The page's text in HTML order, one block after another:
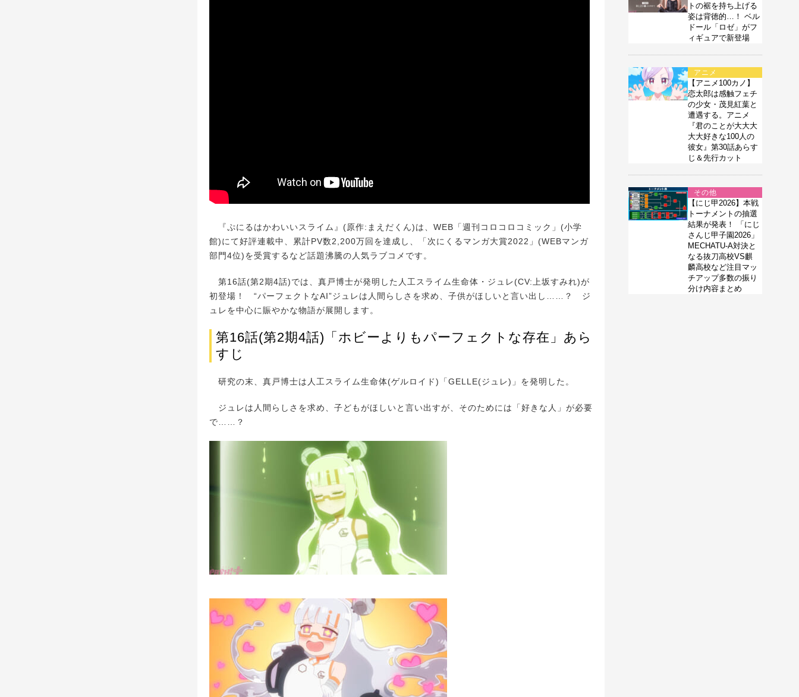
『ぷにるはかわいいスライム』(原作:まえだくん)は、WEB「週刊コロコロコミック」(小学
館)にて好評連載中、累計PV数2,200万回を達成し、「次にくるマンガ大賞2022」(WEBマンガ
部門4位)を受賞するなど話題沸騰の人気ラブコメです。
第16話(第2期4話)では、真戸博士が発明した人工スライム生命体・ジュレ(CV:上坂すみれ)が
初登場！ “パーフェクトなAI”ジュレは人間らしさを求め、子供がほしいと言い出し……？ ジ
ュレを中心に賑やかな物語が展開します。
第16話(第2期4話)「ホビーよりもパーフェクトな存在」あら
すじ
研究の末、真戸博士は人工スライム生命体(ゲルロイド)「GELLE(ジュレ)」を発明した。
ジュレは人間らしさを求め、子どもがほしいと言い出すが、そのためには「好きな人」が必要
で……？
トの裾を持ち上げる
姿は背徳的…！ ベル
ドール「ロゼ」がフ
ィギュアで新登場
アニメ
【アニメ100カノ】
恋太郎は感触フェチ
の少女・茂見紅葉と
遭遇する。アニメ
『君のことが大大大
大大好きな100人の
彼女』第30話あらす
じ＆先行カット
その他
【にじ甲2026】本戦
トーナメントの抽選
結果が発表！ 「にじ
さんじ甲子園2026」
MECHATU-A対決と
なる抜刀高校VS麒
麟高校など注目マッ
チアップ多数の振り
分け内容まとめ